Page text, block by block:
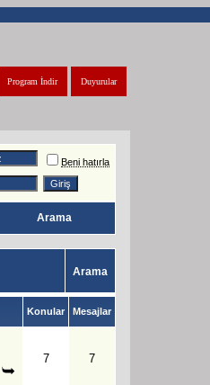
Duyurular
Program İndir
Beni hatırla
Arama
Arama
Konular Mesajlar
7 7